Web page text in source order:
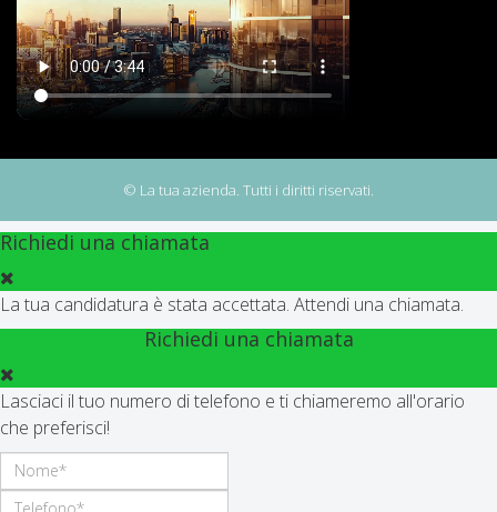
© La tua azienda. Tutti i diritti riservati.
Richiedi una chiamata
La tua candidatura è stata accettata. Attendi una chiamata.
Richiedi una chiamata
Lasciaci il tuo numero di telefono e ti chiameremo all'orario
che preferisci!